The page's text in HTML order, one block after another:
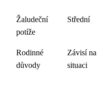
Žaludeční
potíže
Střední
Rodinné
důvody
Závisí na
situaci